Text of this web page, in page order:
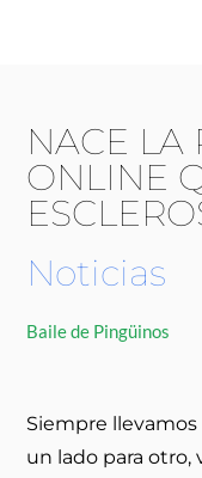
NACE LA
ONLINE
Noticias
Baile de Pingüinos
Siempre
un lado para otro,